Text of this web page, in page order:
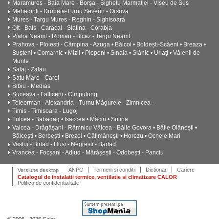
Maramures - Baia Mare - Borșa - Sighetu Marmatiei - Viseu de Sus
Mehedinti - Drobeta-Turnu Severin - Orșova
Mures - Targu Mures - Reghin - Sighisoara
Olt - Bals - Caracal - Slatina - Corabia
Piatra Neamt - Roman - Bicaz - Targu Neamt
Prahova - Ploiesti - Câmpina - Azuga • Băicoi • Boldești-Scăeni • Breaza •
Bușteni • Comarnic • Mizil • Plopeni • Sinaia • Slănic • Urlați • Vălenii de
Munte
Salaj - Zalau
Satu Mare - Carei
Sibiu - Medias
Suceava - Falticeni - Cimpulung
Teleorman - Alexandria - Turnu Măgurele - Zimnicea -
Timis - Timisoara - Lugoj
Tulcea - Babadag • Isaccea • Măcin • Sulina
Valcea - Drăgășani - Râmnicu Vâlcea - Băile Govora • Băile Olănești •
Bălcești • Berbești • Brezoi • Călimănești • Horezu • Ocnele Mari
Vaslui - Birlad - Husi - Negresti - Barlad
Vrancea - Focșani - Adjud - Mărășești - Odobești - Panciu
Versiune desktop ANPC Termeni si conditii Dictionar
Cariere
Catalogul de instalatii termice, ventilatie si climatizare CALOR
Politica de confidentialitate